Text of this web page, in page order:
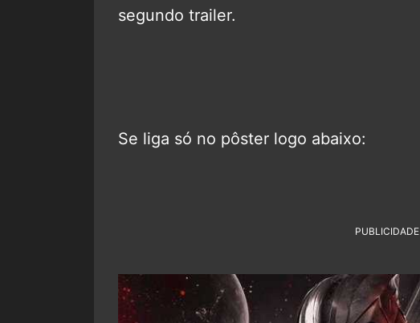
segundo trailer.
Se liga só no pôster logo abaixo:
PUBLICIDADE